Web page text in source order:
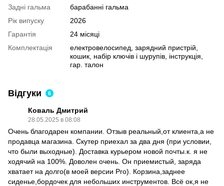
Задні гальма
барабанні гальма
Рік випуску
2026
Гарантія
24 місяці
Комплектація
електровелосипед, зарядний пристрій,
кошик, набір ключів і шурупів, інструкція,
гар. талон
Відгуки 6
Коваль Дмитрий
28.05.2025 в 08:08
Очень благодарен компании. Отзыв реальный,от клиента,а не
продавца магазина. Скутер приехал за два дня (при условии,
что были выходные). Доставка курьером новой почты.к. я не
ходячий на 100%. Доволен очень. Он приемистый, заряда
хватает на долго(в моей версии Pro). Корзина,заднее
сиденье,бордочек для небольших инструментов. Всё ок,я не